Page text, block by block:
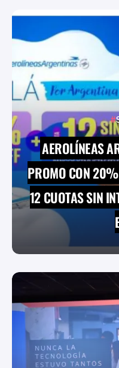
AEROLÍNEAS
PROMO CON 20%
12 CUOTAS SIN